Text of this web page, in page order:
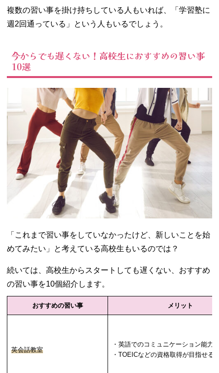
複数の習い事を掛け持ちしている人もいれば、「学習塾に
週2回通っている」という人もいるでしょう。
今からでも遅くない！高校生におすすめの習い事
10選
「これまで習い事をしていなかったけど、新しいことを始
めてみたい」と考えている高校生もいるのでは？
続いては、高校生からスタートしても遅くない、おすすめ
の習い事を10個紹介します。
おすすめの習い事 メリット
英会話教室
・英語でのコミュニケーション能力
・TOEICなどの資格取得が目指せる